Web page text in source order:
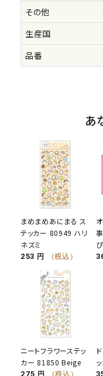
その他
生産国
品番
あ
まめまめあにまる ス
テッカー 80949 ハリ
ネズミ
253 円 （税込）
ニートフラワーステッ
カー 81850 Beige
275 円 （税込）